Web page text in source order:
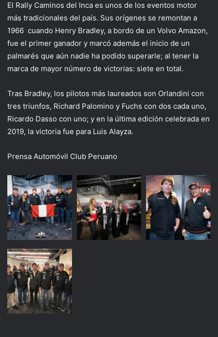
El Rally Caminos del Inca es unos de los eventos motor
más tradicionales del país. Sus orígenes se remontan a
1966 cuando Henry Bradley, a bordo de un Volvo Amazon,
fue el primer ganador y marcó además el inicio de un
palmarés que aún nadie ha podido superarle; al tener la
marca de mayor número de victorias: siete en total.
Tras Bradley, los pilotos más laureados son Orlandini con
tres triunfos, Richard Palomino y Fuchs con dos cada uno,
Ricardo Dasso con uno; y en la última edición celebrada en
2019, la victoria fue para Luis Alayza.
Prensa Automóvil Club Peruano